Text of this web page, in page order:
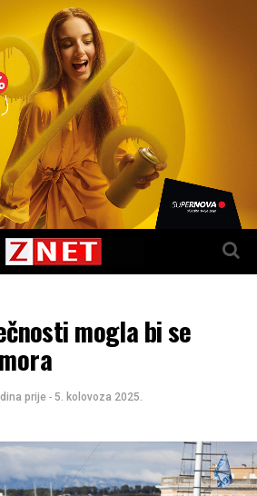
mogla bi se
prije - 5. kolovoza 2025.